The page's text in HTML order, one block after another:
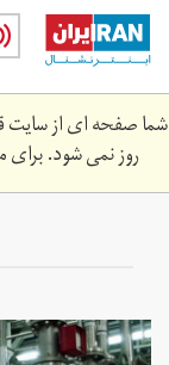
Skip
main
content
شما صفحه ای از سایت
روز نمی شود.